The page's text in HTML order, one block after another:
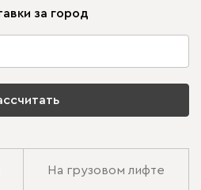
за город
На грузовом лифте